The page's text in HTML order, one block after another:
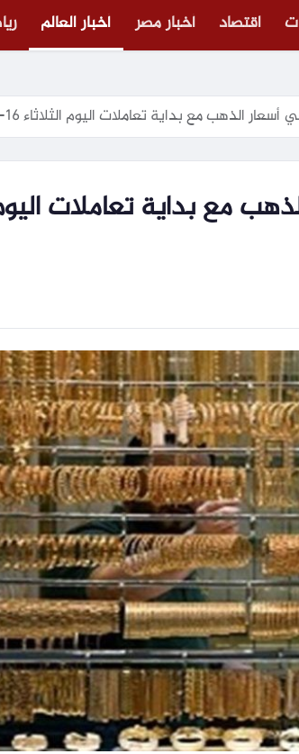
اقتصاد أخبار مصر أخبار العالم
مع بداية تعاملات اليوم الثلاثاء 16-6-2026 بالصاغة
مع بداية تعاملات اليوم